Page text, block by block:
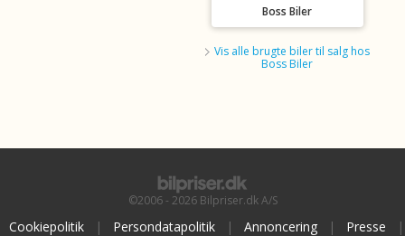
Boss Biler
Vis alle brugte biler til salg hos
Boss Biler
©2006 - 2026 Bilpriser.dk A/S
Cookiepolitik | Persondatapolitik | Annoncering | Presse |